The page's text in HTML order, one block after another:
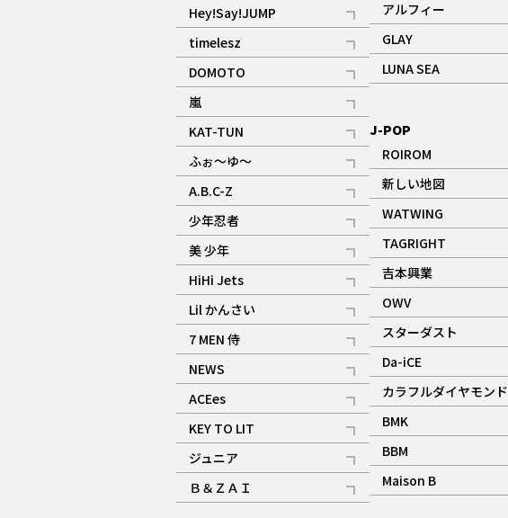
ギャラリー
Hey!Say!JUMP
記事
timelesz
記事
DOMOTO
記事
嵐
記事
KAT-TUN
記事
ふぉ～ゆ～
記事
A.B.C-Z
記事
ギャラリー
少年忍者
記事
美 少年
記事
HiHi Jets
記事
Lil かんさい
記事
7 MEN 侍
記事
NEWS
記事
ACEes
記事
KEY TO LIT
記事
ジュニア
記事
Ｂ＆ＺＡＩ
記事
アルフィー
記事
GLAY
記事
LUNA SEA
記事
J-POP
ROIROM
記事
新しい地図
記事
WATWING
記事
TAGRIGHT
記事
吉本興業
記事
OWV
記事
ギャラリー
スターダスト
記事
Da-iCE
記事
カラフルダイヤモンド
記事
BMK
記事
ギャラリー
BBM
記事
ギャラリー
Maison B
記事